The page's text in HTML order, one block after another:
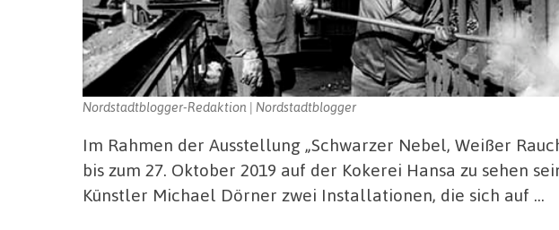
Nordstadtblogger-Redaktion | Nordstadtblogger
Im Rahmen der Ausstellung „Schwarzer Nebel, Weißer
bis zum 27. Oktober 2019 auf der Kokerei Hansa zu sehen
Künstler Michael Dörner zwei Installationen, die sich auf …